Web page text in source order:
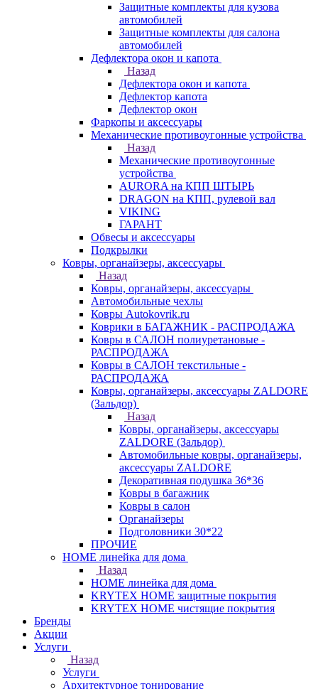
Защитные комплекты для кузова
автомобилей
Защитные комплекты для салона
автомобилей
Дефлектора окон и капота
Назад
Дефлектора окон и капота
Дефлектор капота
Дефлектор окон
Фаркопы и аксессуары
Механические противоугонные устройства
Назад
Механические противоугонные
устройства
AURORA на КПП ШТЫРЬ
DRAGON на КПП, рулевой вал
VIKING
ГАРАНТ
Обвесы и аксессуары
Подкрылки
Ковры, органайзеры, аксессуары
Назад
Ковры, органайзеры, аксессуары
Автомобильные чехлы
Ковры Autokovrik.ru
Коврики в БАГАЖНИК - РАСПРОДАЖА
Ковры в САЛОН полиуретановые -
РАСПРОДАЖА
Ковры в САЛОН текстильные -
РАСПРОДАЖА
Ковры, органайзеры, аксессуары ZALDORE
(Зальдор)
Назад
Ковры, органайзеры, аксессуары
ZALDORE (Зальдор)
Автомобильные ковры, органайзеры,
аксессуары ZALDORE
Декоративная подушка 36*36
Ковры в багажник
Ковры в салон
Органайзеры
Подголовники 30*22
ПРОЧИЕ
HOME линейка для дома
Назад
HOME линейка для дома
KRYTEX HOME защитные покрытия
KRYTEX HOME чистящие покрытия
Бренды
Акции
Услуги
Назад
Услуги
Архитектурное тонирование